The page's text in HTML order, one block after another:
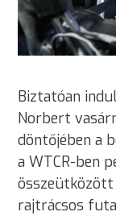
Biztatóan
Norbert
döntőjében a
a WTCR-ben
rajtrácsos